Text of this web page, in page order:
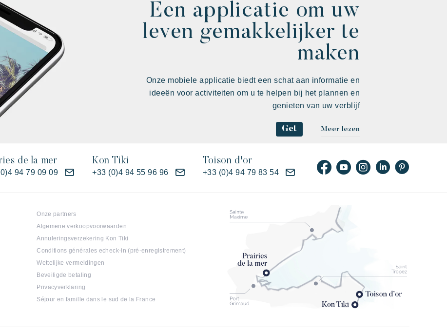
Een applicatie om uw
leven gemakkelijker te
maken
Onze mobiele applicatie biedt een schat aan informatie en
ideeën voor activiteiten om u te helpen bij het plannen en
genieten van uw verblijf
Get Meer lezen
de la mer
94 79 09 09
Kon Tiki
+33 (0)4 94 55 96 96
Toison d'or
+33 (0)4 94 79 83 54
Onze partners
Algemene verkoopvoorwaarden
Annuleringsverzekering Kon Tiki
Conditions générales echeck-in (pré-enregistrement)
Wettelijke vermeldingen
Beveiligde betaling
Privacyverklaring
Séjour en famille dans le sud de la France